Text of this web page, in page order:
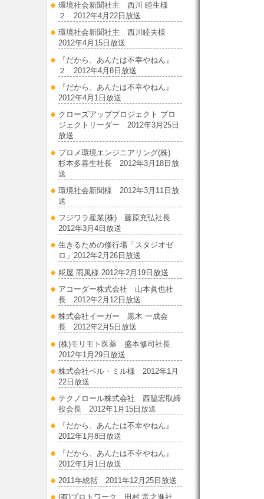
環境社会新聞社主 西川 睦生様
２ 2012年4月22日放送
環境社会新聞社主 西川睦夫様
2012年4月15日放送
『だから、あんたは不幸やねん』
２ 2012年4月8日放送
『だから、あんたは不幸やねん』
2012年4月1日放送
クローズアッププロジェクト プロ
ジェクトリーダー 2012年3月25日
放送
プロメ環境エンジニアリング(株)
杉本多喜生社長 2012年3月18日放
送
環境社会新聞様 2012年3月11日放
送
フジワラ産業(株) 藤原充弘社長
2012年3月4日放送
生きるための修行場「スタジオゼ
ロ」2012年2月26日放送
糀屋 雨風様 2012年2月19日放送
アコーダー株式会社 山本眞也社
長 2012年2月12日放送
株式会社イーガー 黒木 一成会
長 2012年2月5日放送
(株)モリモト医薬 盛本修司社長
2012年1月29日放送
株式会社ベル・ミル様 2012年1月
22日放送
テクノロール株式会社 西脇宏取締
役会長 2012年1月15日放送
『だから、あんたは不幸やねん』
2012年1月8日放送
『だから、あんたは不幸やねん』
2012年1月1日放送
2011年総括 2011年12月25日放送
(有)プロトワーク 田村 常之進社